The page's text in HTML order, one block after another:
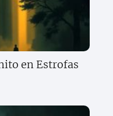
en Estrofas